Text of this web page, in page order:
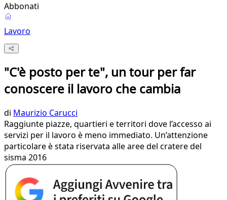
Abbonati
Lavoro
"C'è posto per te", un tour per far
conoscere il lavoro che cambia
di Maurizio Carucci
Raggiunte piazze, quartieri e territori dove l’accesso ai
servizi per il lavoro è meno immediato. Un’attenzione
particolare è stata riservata alle aree del cratere del
sisma 2016